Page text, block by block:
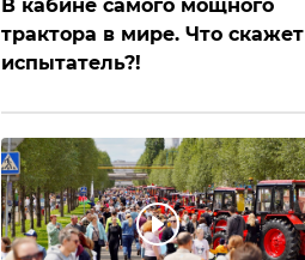
В кабине самого мощного
трактора в мире. Что скажет
испытатель?!